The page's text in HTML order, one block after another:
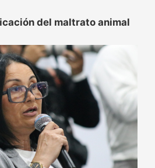
del maltrato animal